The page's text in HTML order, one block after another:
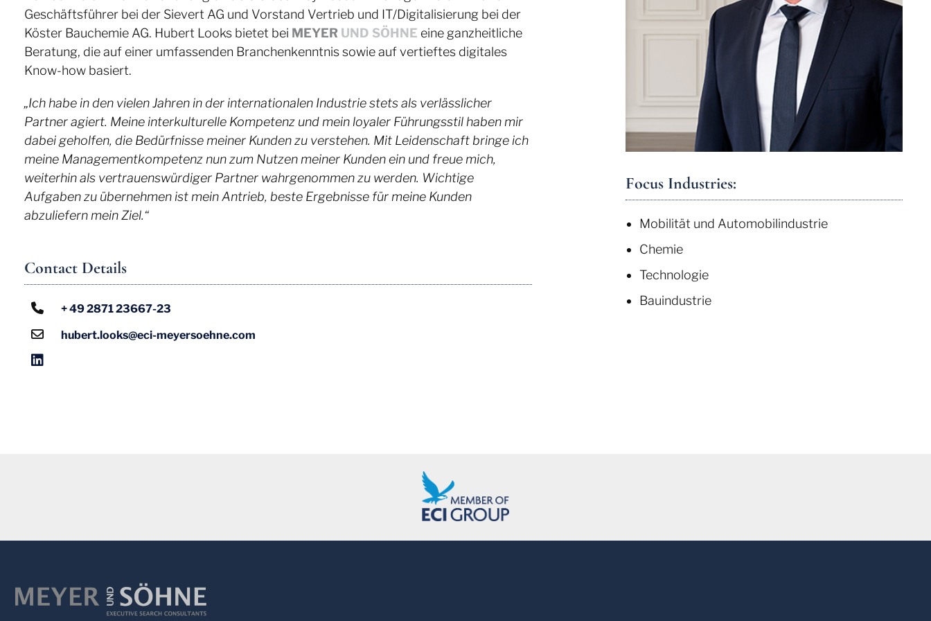
Geschäftsführer bei der Sievert AG und Vorstand Vertrieb und IT/Digitalisierung bei der
Köster Bauchemie AG. Hubert Looks bietet bei MEYER UND SÖHNE eine ganzheitliche
Beratung, die auf einer umfassenden Branchenkenntnis sowie auf vertieftes digitales
Know-how basiert.
„Ich habe in den vielen Jahren in der internationalen Industrie stets als verlässlicher
Partner agiert. Meine interkulturelle Kompetenz und mein loyaler Führungsstil haben mir
dabei geholfen, die Bedürfnisse meiner Kunden zu verstehen. Mit Leidenschaft bringe ich
meine Managementkompetenz nun zum Nutzen meiner Kunden ein und freue mich,
weiterhin als vertrauenswürdiger Partner wahrgenommen zu werden. Wichtige
Aufgaben zu übernehmen ist mein Antrieb, beste Ergebnisse für meine Kunden
abzuliefern mein Ziel.“
Contact Details
+ 49 2871 23667-23
hubert.looks@eci-meyersoehne.com
Focus Industries:
Mobilität und Automobilindustrie
Chemie
Technologie
Bauindustrie